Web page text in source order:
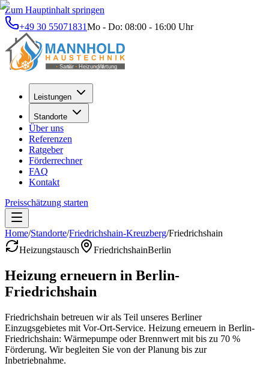
Zum Hauptinhalt springen
+49 30 55071831Mo - Do: 08:00 - 16:00 Uhr
Leistungen
Standorte
Über uns
Referenzen
Ratgeber
Förderrechner
FAQ
Kontakt
Preisschätzung starten
Home/Standorte/Friedrichshain-Kreuzberg/Friedrichshain
Heizungstausch
FriedrichshainBerlin
Heizung erneuern in Berlin-
Friedrichshain
Friedrichshain betreuen wir als Teil unseres Berliner
Einzugsgebietes mit Vor-Ort-Service. Heizung erneuern in Berlin-
Friedrichshain: Wärmepumpe oder Brennwert mit bis zu 70 %
Förderung. Wir begleiten Sie von der Planung bis zur
Inbetriebnahme.